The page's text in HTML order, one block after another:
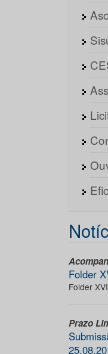
Folder
Folder
Prazo